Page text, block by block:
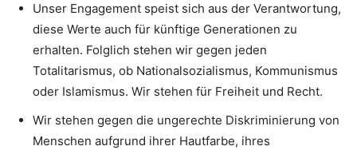
Unser Engagement speist sich aus der Verantwortung,
diese Werte auch für künftige Generationen zu
erhalten. Folglich stehen wir gegen jeden
Totalitarismus, ob Nationalsozialismus, Kommunismus
oder Islamismus. Wir stehen für Freiheit und Recht.
Wir stehen gegen die ungerechte Diskriminierung von
Menschen aufgrund ihrer Hautfarbe, ihres